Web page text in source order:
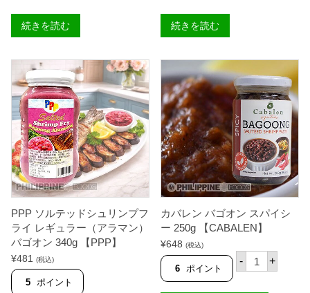
S
T
A
】
個
S
A
】
個
続きを読む 続きを読む
PPP ソルテッドシュリンプフ
ライ レギュラー（アラマン）
バゴオン 340g 【PPP】
¥481 (税込)
5 ポイント
カバレン バゴオン スパイシ
ー 250g 【CABALEN】
¥648 (税込)
6 ポイント
- カ
バ
+